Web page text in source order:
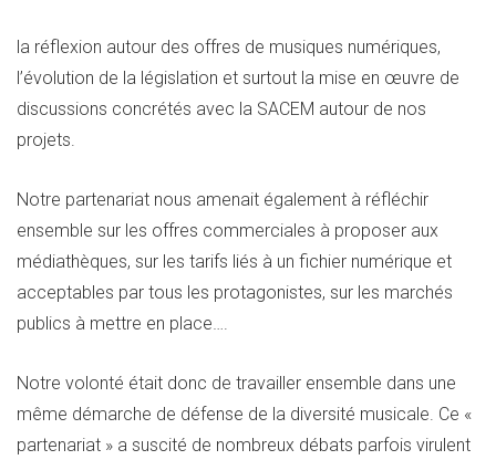
la réflexion autour des offres de musiques numériques,
l’évolution de la législation et surtout la mise en œuvre de
discussions concrétés avec la SACEM autour de nos
projets.
Notre partenariat nous amenait également à réfléchir
ensemble sur les offres commerciales à proposer aux
médiathèques, sur les tarifs liés à un fichier numérique et
acceptables par tous les protagonistes, sur les marchés
publics à mettre en place….
Notre volonté était donc de travailler ensemble dans une
même démarche de défense de la diversité musicale. Ce «
partenariat » a suscité de nombreux débats parfois virulent